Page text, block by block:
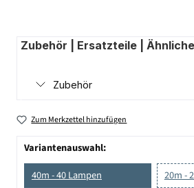
Zubehör | Ersatzteile |
Zubehör
Zum Merkzettel hinzufügen
Variantenauswahl:
40m - 40 Lampen
20m -